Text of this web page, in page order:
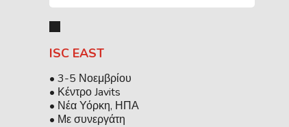
ISC EAST
• 3-5 Νοεμβρίου
• Κέντρο Javits
• Νέα Υόρκη, ΗΠΑ
• Με συνεργάτη